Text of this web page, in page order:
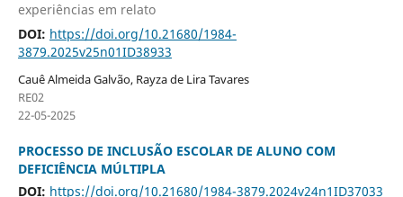
experiências em relato
DOI: https://doi.org/10.21680/1984-
3879.2025v25n01ID38933
Cauê Almeida Galvão, Rayza de Lira Tavares
RE02
22-05-2025
PROCESSO DE INCLUSÃO ESCOLAR DE ALUNO COM
DEFICIÊNCIA MÚLTIPLA
DOI: https://doi.org/10.21680/1984-3879.2024v24n1ID37033